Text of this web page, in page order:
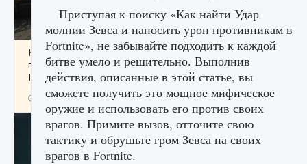
Как исправить текстовую ошибку
пользовательского интерфейса Delta
Force Hawk Ops
9 августа 2024 1 945 0 0
Приступая к поиску «Как найти Удар
молнии Зевса и наносить урон противникам в
Fortnite», не забывайте подходить к каждой
битве умело и решительно. Выполнив
действия, описанные в этой статье, вы
сможете получить это мощное мифическое
оружие и использовать его против своих
врагов. Примите вызов, отточите свою
тактику и обрушьте гром Зевса на своих
врагов в Fortnite.